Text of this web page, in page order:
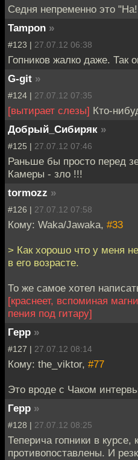
Седня непременно это
Tampon »
#123 | 27.07.12 06:38
Гопников жалко даже. Так
G-git »
#124 | 27.07.12 07:35
[вытирает слезы] Кто-
Добрый_Сибиряк »
#125 | 27.07.12 07:46
Раньше бы просто перед
Камеры - зло !!!
tormozz »
#126 | 27.07.12 07:58
Кому: Waka/Jawaka, #33
> Как хорошо что у меня
в его возрасте.
То же самое хотел
[краснеет, вспоминая
пения под гитару]
Герр »
#127 | 27.07.12 08:14
Кому: the_viktor, #77
Это вроде с Чаком
Герр »
#128 | 27.07.12 08:25
Теперича гопники в
противопоставлены. И